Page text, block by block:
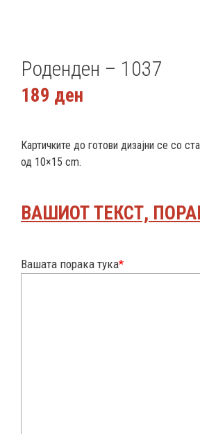
Роденден – 1037
189 ден
Картичките до готови дизајни се со
од 10×15 cm.
ВАШИОТ ТЕКСТ,
Вашата порака тука*